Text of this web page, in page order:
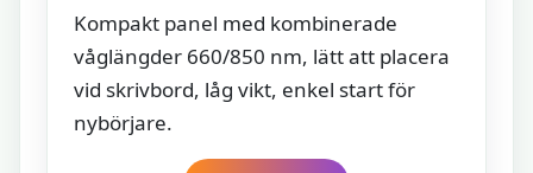
Kompakt panel med kombinerade
våglängder 660/850 nm, lätt att placera
vid skrivbord, låg vikt, enkel start för
nybörjare.